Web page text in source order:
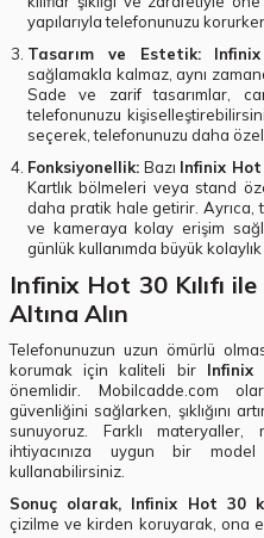
yapılarıyla telefonunuzu
Tasarım ve Estetik:
sağlamakla kalmaz, aynı
Sade ve zarif tasarımlar,
telefonunuzu
seçerek, telefonunuzu daha
Fonksiyonellik: Bazı Infinix Hot
Kartlık bölmeleri veya stand
daha pratik hale getirir. Ayrıca,
ve kameraya kolay erişim
günlük kullanımda büyük
Infinix Hot 30 Kılıfı
Altına Alın
Telefonunuzun uzun ömürlü
korumak için kaliteli bir Infinix
önemlidir. Mobilcadde.com
güvenliğini sağlarken, şıklığını
sunuyoruz. Farklı materyaller,
ihtiyacınıza uygun bir
kullanabilirsiniz.
Sonuç olarak, Infinix Hot 30
çizilme ve kirden koruyarak, ona